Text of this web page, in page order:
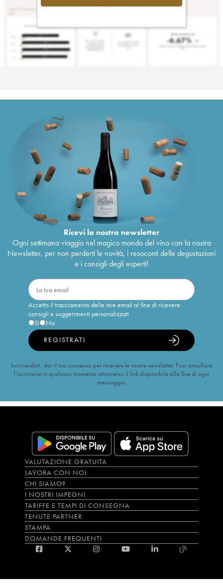
Ricevi la nostra newsletter
Ogni settimana viaggia nel magico mondo del vino con la nostra
Newsletter, per non perderti le novità, i resoconti delle degustazioni
e i consigli degli esperti!
Accetto il tracciamento delle mie email al fine di ricevere
consigli e suggerimenti personalizzati
Sì
No
REGISTRATI
Iscrivendoti, dai il tuo consenso per ricevere le nostre newsletter. Puoi annullare
l’iscrizione in qualsiasi momento attraverso il link disponibile alla fine di ogni
messaggio.
VALUTAZIONE GRATUITA
LAVORA CON NOI
CHI SIAMO?
I NOSTRI IMPEGNI
TARIFFE E TEMPI DI CONSEGNA
TENUTE PARTNER
STAMPA
DOMANDE FREQUENTI